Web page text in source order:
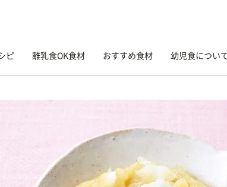
ピ 離乳食OK食材 おすすめ食材 幼児食につい